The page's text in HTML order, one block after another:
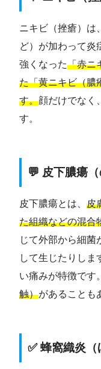
ニキビ（挫瘡）は
ど）が加わって炎
強くなった「赤ニ
た「黄ニキビ（膿
す。顔だけでなく
す。
💬 皮下膿瘍（
皮下膿瘍とは、 皮
た組織などの混合
じて外部から細菌
して生じたりしま
い痛みが特徴です
触）があることも
✅ 蜂窩織炎（